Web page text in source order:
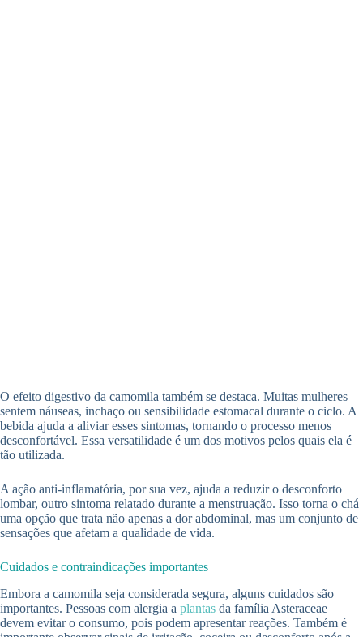
O efeito digestivo da camomila também se destaca. Muitas mulheres
sentem náuseas, inchaço ou sensibilidade estomacal durante o ciclo. A
bebida ajuda a aliviar esses sintomas, tornando o processo menos
desconfortável. Essa versatilidade é um dos motivos pelos quais ela é
tão utilizada.
A ação anti-inflamatória, por sua vez, ajuda a reduzir o desconforto
lombar, outro sintoma relatado durante a menstruação. Isso torna o chá
uma opção que trata não apenas a dor abdominal, mas um conjunto de
sensações que afetam a qualidade de vida.
Cuidados e contraindicações importantes
Embora a camomila seja considerada segura, alguns cuidados são
importantes. Pessoas com alergia a plantas da família Asteraceae
devem evitar o consumo, pois podem apresentar reações. Também é